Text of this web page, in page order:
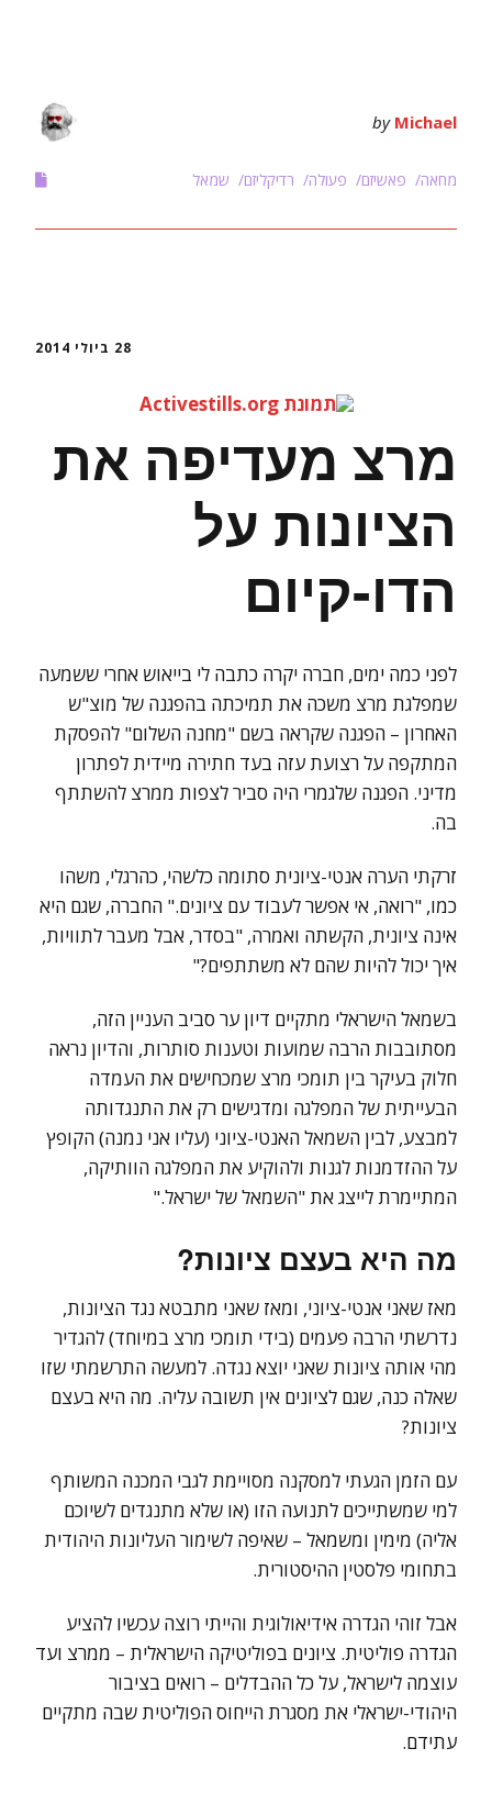
by Michael
מחאה פאשיזם פעולה רדיקליזם שמאל
28 ביולי 2014
מרצ מעדיפה את
הציונות על
הדו-קיום
לפני כמה ימים, חברה יקרה כתבה לי בייאוש אחרי ששמעה
שמפלגת מרצ משכה את תמיכתה בהפגנה של מוצ"ש
האחרון – הפגנה שקראה בשם "מחנה השלום" להפסקת
המתקפה על רצועת עזה בעד חתירה מיידית לפתרון
מדיני. הפגנה שלגמרי היה סביר לצפות ממרצ להשתתף
בה.
זרקתי הערה אנטי-ציונית סתומה כלשהי, כהרגלי, משהו
כמו, "רואה, אי אפשר לעבוד עם ציונים." החברה, שגם היא
אינה ציונית, הקשתה ואמרה, "בסדר, אבל מעבר לתוויות,
איך יכול להיות שהם לא משתתפים?"
בשמאל הישראלי מתקיים דיון ער סביב העניין הזה,
מסתובבות הרבה שמועות וטענות סותרות, והדיון נראה
חלוק בעיקר בין תומכי מרצ שמכחישים את העמדה
הבעייתית של המפלגה ומדגישים רק את התנגדותה
למבצע, לבין השמאל האנטי-ציוני (עליו אני נמנה) הקופץ
על ההזדמנות לגנות ולהוקיע את המפלגה הוותיקה,
המתיימרת לייצג את "השמאל של ישראל."
מה היא בעצם ציונות?
מאז שאני אנטי-ציוני, ומאז שאני מתבטא נגד הציונות,
נדרשתי הרבה פעמים (בידי תומכי מרצ במיוחד) להגדיר
מהי אותה ציונות שאני יוצא נגדה. למעשה התרשמתי שזו
שאלה כנה, שגם לציונים אין תשובה עליה. מה היא בעצם
ציונות?
עם הזמן הגעתי למסקנה מסויימת לגבי המכנה המשותף
למי שמשתייכים לתנועה הזו (או שלא מתנגדים לשיוכם
אליה) מימין ומשמאל – שאיפה לשימור העליונות היהודית
בתחומי פלסטין ההיסטורית.
אבל זוהי הגדרה אידיאולוגית והייתי רוצה עכשיו להציע
הגדרה פוליטית. ציונים בפוליטיקה הישראלית – ממרצ ועד
עוצמה לישראל, על כל ההבדלים – רואים בציבור
היהודי-ישראלי את מסגרת הייחוס הפוליטית שבה מתקיים
עתידם.